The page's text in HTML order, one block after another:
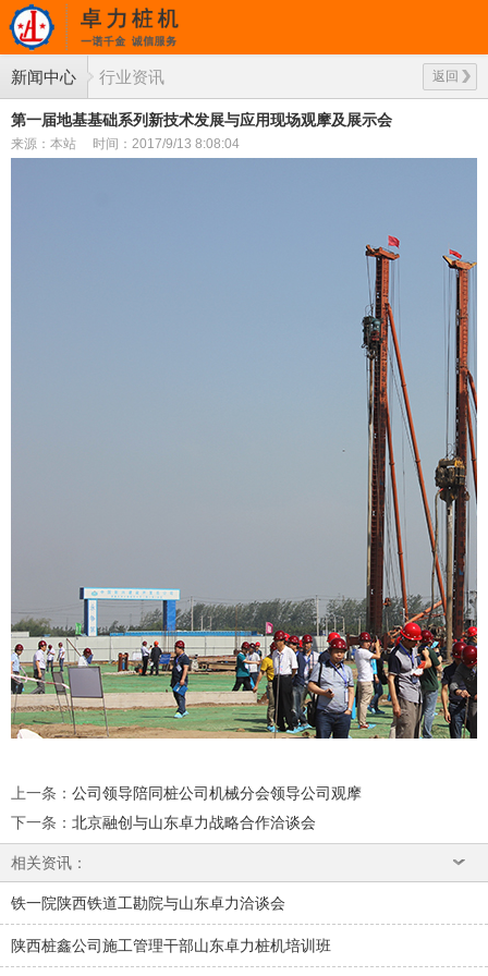
新闻中心 返回
行业资讯
第一届地基基础系列新技术发展与应用现场观摩及展示会
来源：本站 时间：2017/9/13 8:08:04
上一条 ： 公司领导陪同桩公司机械分会领导公司观摩
下一条 ： 北京融创与山东卓力战略合作洽谈会
相关资讯：
铁一院陕西铁道工勘院与山东卓力洽谈会
陕西桩鑫公司施工管理干部山东卓力桩机培训班